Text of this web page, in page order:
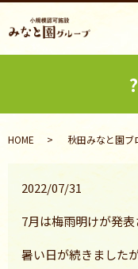
HOME 秋田みなと園ブ
2022/07/31
7月は梅雨明けが発表
暑い日が続きました